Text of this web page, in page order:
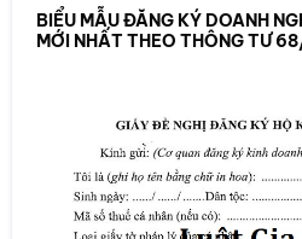
BIỂU MẪU ĐĂNG KÝ DOANH
MỚI NHẤT THEO THÔNG TƯ